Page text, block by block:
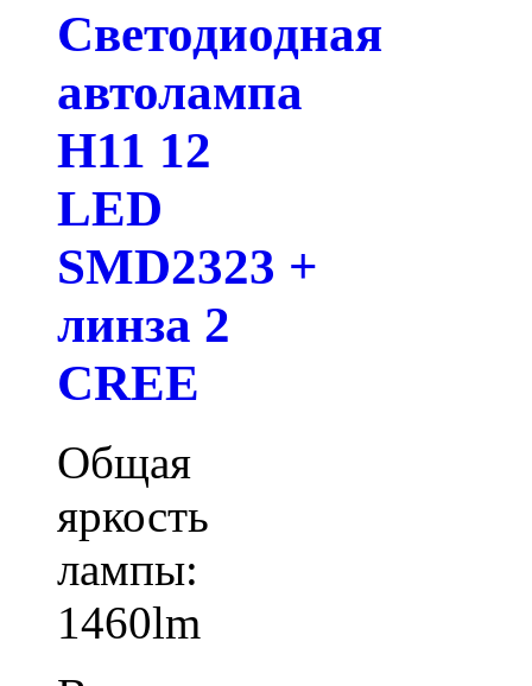
Светодиодная
автолампа
H11 12
LED
SMD2323 +
линза 2
CREE
Общая
яркость
лампы:
1460lm